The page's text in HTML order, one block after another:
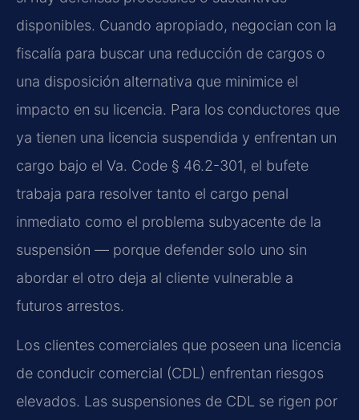
disponibles. Cuando apropiado, negocian con la
fiscalía para buscar una reducción de cargos o
una disposición alternativa que minimice el
impacto en su licencia. Para los conductores que
ya tienen una licencia suspendida y enfrentan un
cargo bajo el Va. Code § 46.2-301, el bufete
trabaja para resolver tanto el cargo penal
inmediato como el problema subyacente de la
suspensión — porque defender solo uno sin
abordar el otro deja al cliente vulnerable a
futuros arrestos.
Los clientes comerciales que poseen una licencia
de conducir comercial (CDL) enfrentan riesgos
elevados. Las suspensiones de CDL se rigen por